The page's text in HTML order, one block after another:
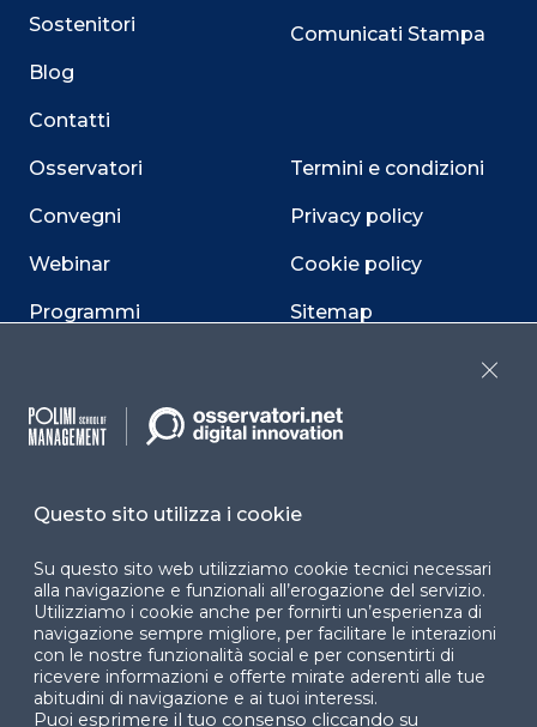
Sostenitori
Blog
Contatti
Osservatori
Convegni
Webinar
Programmi
Comunicati Stampa
Termini e condizioni
Privacy policy
Cookie policy
Sitemap
Cookie Center
Facebook LinkedIn
YouTube X
Questo sito utilizza i cookie
Su questo sito web utilizziamo cookie tecnici necessari
alla navigazione e funzionali all’erogazione del servizio.
Utilizziamo i cookie anche per fornirti un’esperienza di
navigazione sempre migliore, per facilitare le interazioni
con le nostre funzionalità social e per consentirti di
ricevere informazioni e offerte mirate aderenti alle tue
abitudini di navigazione e ai tuoi interessi.
Puoi esprimere il tuo consenso cliccando su